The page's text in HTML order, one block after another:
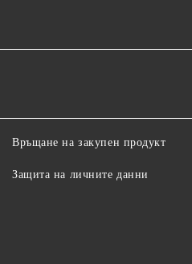
Връщане на закупен продукт
Защита на личните данни